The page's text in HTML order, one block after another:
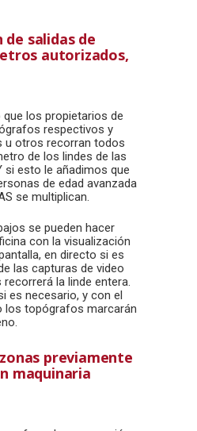
salidas de
autorizados,
los propietarios de
respectivos y
u otros recorran todos
de los lindes de las
si esto le añadimos que
de edad avanzada
se multiplican.
se pueden hacer
con la visualización
en directo si es
las capturas de video
la linde entera.
es necesario, y con el
los topógrafos marcarán
previamente
maquinaria